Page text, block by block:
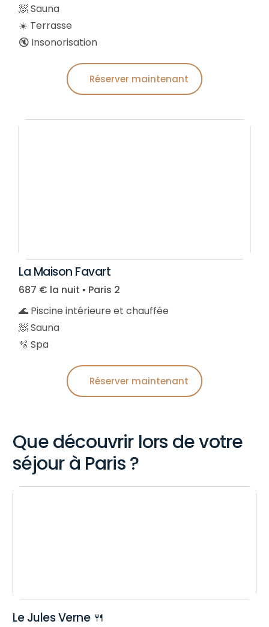
🧖 Sauna
☀️ Terrasse
🔇 Insonorisation
Réserver maintenant
La Maison Favart
687 € la nuit ▪︎ Paris 2
🌊 Piscine intérieure et chauffée
🧖 Sauna
🫧 Spa
Réserver maintenant
Que découvrir lors de votre
séjour à Paris ?
Le Jules Verne 🍴